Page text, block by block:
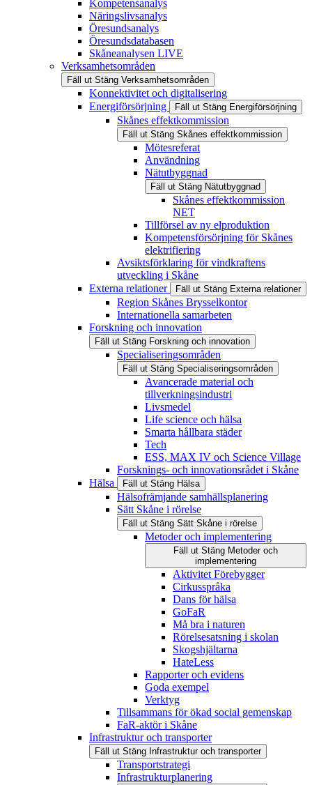
Kompetensanalys
Näringslivsanalys
Öresundsanalys
Öresundsdatabasen
Skåneanalysen LIVE
Verksamhetsområden
Fäll ut Stäng Verksamhetsområden
Konnektivitet och digitalisering
Energiförsörjning
Fäll ut Stäng Energiförsörjning
Skånes effektkommission
Fäll ut Stäng Skånes effektkommission
Mötesreferat
Användning
Nätutbyggnad
Fäll ut Stäng Nätutbyggnad
Skånes effektkommission
NET
Tillförsel av ny elproduktion
Kompetensförsörjning för Skånes
elektrifiering
Avsiktsförklaring för vindkraftens
utveckling i Skåne
Externa relationer
Fäll ut Stäng Externa relationer
Region Skånes Brysselkontor
Internationella samarbeten
Forskning och innovation
Fäll ut Stäng Forskning och innovation
Specialiseringsområden
Fäll ut Stäng Specialiseringsområden
Avancerade material och
tillverkningsindustri
Livsmedel
Life science och hälsa
Smarta hållbara städer
Tech
ESS, MAX IV och Science Village
Forsknings- och innovationsrådet i Skåne
Hälsa
Fäll ut Stäng Hälsa
Hälsofrämjande samhällsplanering
Sätt Skåne i rörelse
Fäll ut Stäng Sätt Skåne i rörelse
Metoder och implementering
Fäll ut Stäng Metoder och
implementering
Aktivitet Förebygger
Cirkusspråka
Dans för hälsa
GoFaR
Må bra i naturen
Rörelsesatsning i skolan
Skogshjältarna
HateLess
Rapporter och evidens
Goda exempel
Verktyg
Tillsammans för ökad social gemenskap
FaR-aktör i Skåne
Infrastruktur och transporter
Fäll ut Stäng Infrastruktur och transporter
Transportstrategi
Infrastrukturplanering